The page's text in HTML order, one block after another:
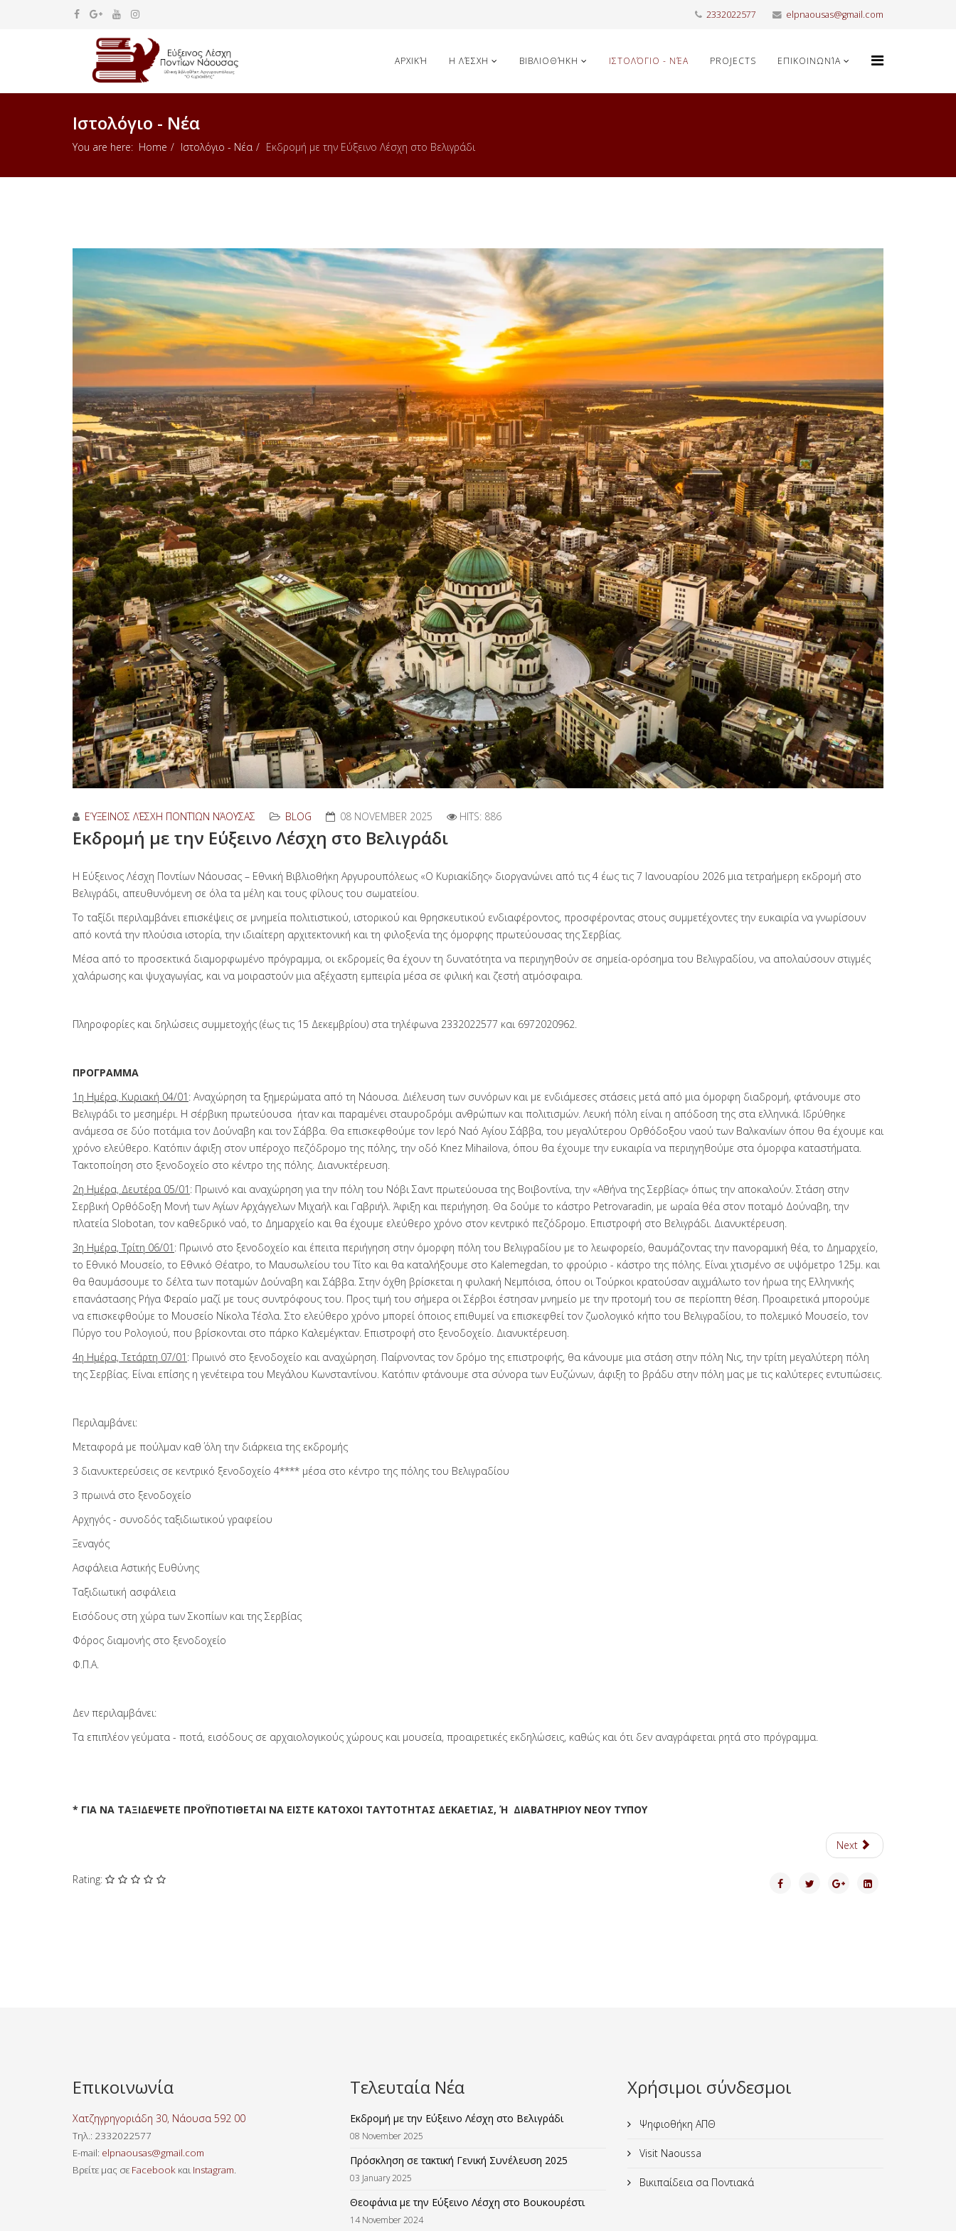
2332022577 elpnaousas@gmail.com
ΑΡΧΙΚΉ Η ΛΈΣΧΗ ΒΙΒΛΙΟΘΉΚΗ ΙΣΤΟΛΌΓΙΟ - ΝΈΑ PROJECTS ΕΠΙΚΟΙΝΩΝΊΑ
Ιστολόγιο - Νέα
You are here: Home Ιστολόγιο - Νέα Εκδρομή με την Εύξεινο Λέσχη στο Βελιγράδι
ΕΎΞΕΙΝΟΣ ΛΈΣΧΗ ΠΟΝΤΊΩΝ ΝΆΟΥΣΑΣ BLOG 08 NOVEMBER 2025 HITS: 886
Εκδρομή με την Εύξεινο Λέσχη στο Βελιγράδι
Η Εύξεινος Λέσχη Ποντίων Νάουσας – Εθνική Βιβλιοθήκη Αργυρουπόλεως «Ο Κυριακίδης» διοργανώνει από τις 4 έως τις 7 Ιανουαρίου 2026 μια τετραήμερη εκδρομή στο
Βελιγράδι, απευθυνόμενη σε όλα τα μέλη και τους φίλους του σωματείου.
Το ταξίδι περιλαμβάνει επισκέψεις σε μνημεία πολιτιστικού, ιστορικού και θρησκευτικού ενδιαφέροντος, προσφέροντας στους συμμετέχοντες την ευκαιρία να γνωρίσουν
από κοντά την πλούσια ιστορία, την ιδιαίτερη αρχιτεκτονική και τη φιλοξενία της όμορφης πρωτεύουσας της Σερβίας.
Μέσα από το προσεκτικά διαμορφωμένο πρόγραμμα, οι εκδρομείς θα έχουν τη δυνατότητα να περιηγηθούν σε σημεία-ορόσημα του Βελιγραδίου, να απολαύσουν στιγμές
χαλάρωσης και ψυχαγωγίας, και να μοιραστούν μια αξέχαστη εμπειρία μέσα σε φιλική και ζεστή ατμόσφαιρα.
Πληροφορίες και δηλώσεις συμμετοχής (έως τις 15 Δεκεμβρίου) στα τηλέφωνα 2332022577 και 6972020962.
ΠΡΟΓΡΑΜΜΑ
1η Ημέρα, Κυριακή 04/01 : Αναχώρηση τα ξημερώματα από τη Νάουσα. Διέλευση των συνόρων και με ενδιάμεσες στάσεις μετά από μια όμορφη διαδρομή, φτάνουμε στο
Βελιγράδι το μεσημέρι. Η σέρβικη πρωτεύουσα ήταν και παραμένει σταυροδρόμι ανθρώπων και πολιτισμών. Λευκή πόλη είναι η απόδοση της στα ελληνικά. Ιδρύθηκε
ανάμεσα σε δύο ποτάμια τον Δούναβη και τον Σάββα. Θα επισκεφθούμε τον Ιερό Ναό Αγίου Σάββα, του μεγαλύτερου Ορθόδοξου ναού των Βαλκανίων όπου θα έχουμε και
χρόνο ελεύθερο. Κατόπιν άφιξη στον υπέροχο πεζόδρομο της πόλης, την οδό Knez Mihailova, όπου θα έχουμε την ευκαιρία να περιηγηθούμε στα όμορφα καταστήματα.
Τακτοποίηση στο ξενοδοχείο στο κέντρο της πόλης. Διανυκτέρευση.
2η Ημέρα, Δευτέρα 05/01 : Πρωινό και αναχώρηση για την πόλη του Νόβι Σαντ πρωτεύουσα της Βοιβοντίνα, την «Αθήνα της Σερβίας» όπως την αποκαλούν. Στάση στην
Σερβική Ορθόδοξη Μονή των Αγίων Αρχάγγελων Μιχαήλ και Γαβριήλ. Άφιξη και περιήγηση. Θα δούμε το κάστρο Petrovaradin, με ωραία θέα στον ποταμό Δούναβη, την
πλατεία Slobotan, τον καθεδρικό ναό, το Δημαρχείο και θα έχουμε ελεύθερο χρόνο στον κεντρικό πεζόδρομο. Επιστροφή στο Βελιγράδι. Διανυκτέρευση.
3η Ημέρα, Τρίτη 06/01 : Πρωινό στο ξενοδοχείο και έπειτα περιήγηση στην όμορφη πόλη του Βελιγραδίου με το λεωφορείο, θαυμάζοντας την πανοραμική θέα, το Δημαρχείο,
το Εθνικό Μουσείο, το Εθνικό Θέατρο, το Μαυσωλείου του Τίτο και θα καταλήξουμε στο Kalemegdan, το φρούριο - κάστρο της πόλης. Είναι χτισμένο σε υψόμετρο 125μ. και
θα θαυμάσουμε το δέλτα των ποταμών Δούναβη και Σάββα. Στην όχθη βρίσκεται η φυλακή Νεμπόισα, όπου οι Τούρκοι κρατούσαν αιχμάλωτο τον ήρωα της Ελληνικής
επανάστασης Ρήγα Φεραίο μαζί με τους συντρόφους του. Προς τιμή του σήμερα οι Σέρβοι έστησαν μνημείο με την προτομή του σε περίοπτη θέση. Προαιρετικά μπορούμε
να επισκεφθούμε το Μουσείο Νίκολα Τέσλα. Στο ελεύθερο χρόνο μπορεί όποιος επιθυμεί να επισκεφθεί τον ζωολογικό κήπο του Βελιγραδίου, το πολεμικό Μουσείο, τον
Πύργο του Ρολογιού, που βρίσκονται στο πάρκο Καλεμέγκταν. Επιστροφή στο ξενοδοχείο. Διανυκτέρευση.
4η Ημέρα, Τετάρτη 07/01 : Πρωινό στο ξενοδοχείο και αναχώρηση. Παίρνοντας τον δρόμο της επιστροφής, θα κάνουμε μια στάση στην πόλη Νις, την τρίτη μεγαλύτερη πόλη
της Σερβίας. Είναι επίσης η γενέτειρα του Μεγάλου Κωνσταντίνου. Κατόπιν φτάνουμε στα σύνορα των Ευζώνων, άφιξη το βράδυ στην πόλη μας με τις καλύτερες εντυπώσεις.
Περιλαμβάνει:
Μεταφορά με πούλμαν καθ΄ όλη την διάρκεια της εκδρομής
3 διανυκτερεύσεις σε κεντρικό ξενοδοχείο 4**** μέσα στο κέντρο της πόλης του Βελιγραδίου
3 πρωινά στο ξενοδοχείο
Αρχηγός - συνοδός ταξιδιωτικού γραφείου
Ξεναγός
Ασφάλεια Αστικής Ευθύνης
Ταξιδιωτική ασφάλεια
Εισόδους στη χώρα των Σκοπίων και της Σερβίας
Φόρος διαμονής στο ξενοδοχείο
Φ.Π.Α.
Δεν περιλαμβάνει:
Τα επιπλέον γεύματα - ποτά, εισόδους σε αρχαιολογικούς χώρους και μουσεία, προαιρετικές εκδηλώσεις, καθώς και ότι δεν αναγράφεται ρητά στο πρόγραμμα.
* ΓΙΑ ΝΑ ΤΑΞΙΔΕΨΕΤΕ ΠΡΟΫΠΟΤΙΘΕΤΑΙ ΝΑ ΕΙΣΤΕ ΚΑΤΟΧΟΙ ΤΑΥΤΟΤΗΤΑΣ ΔΕΚΑΕΤΙΑΣ, Ή ΔΙΑΒΑΤΗΡΙΟΥ ΝΕΟΥ ΤΥΠΟΥ
Next
Rating:
Επικοινωνία
Χατζηγρηγοριάδη 30, Νάουσα 592 00
Τηλ.: 2332022577
E-mail: elpnaousas@gmail.com
Βρείτε μας σε Facebook και Instagram.
Τελευταία Νέα
Εκδρομή με την Εύξεινο Λέσχη στο Βελιγράδι
08 November 2025
Πρόσκληση σε τακτική Γενική Συνέλευση 2025
03 January 2025
Θεοφάνια με την Εύξεινο Λέσχη στο Βουκουρέστι
14 November 2024
Χρήσιμοι σύνδεσμοι
Ψηφιοθήκη ΑΠΘ
Visit Naoussa
Βικιπαίδεια σα Ποντιακά